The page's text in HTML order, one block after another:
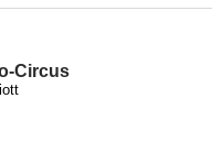
Circus